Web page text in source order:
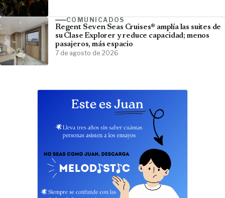
COMUNICADOS
Regent Seven Seas Cruises® amplía las suites de
su Clase Explorer y reduce capacidad; menos
pasajeros, más espacio
7 de agosto de 2026